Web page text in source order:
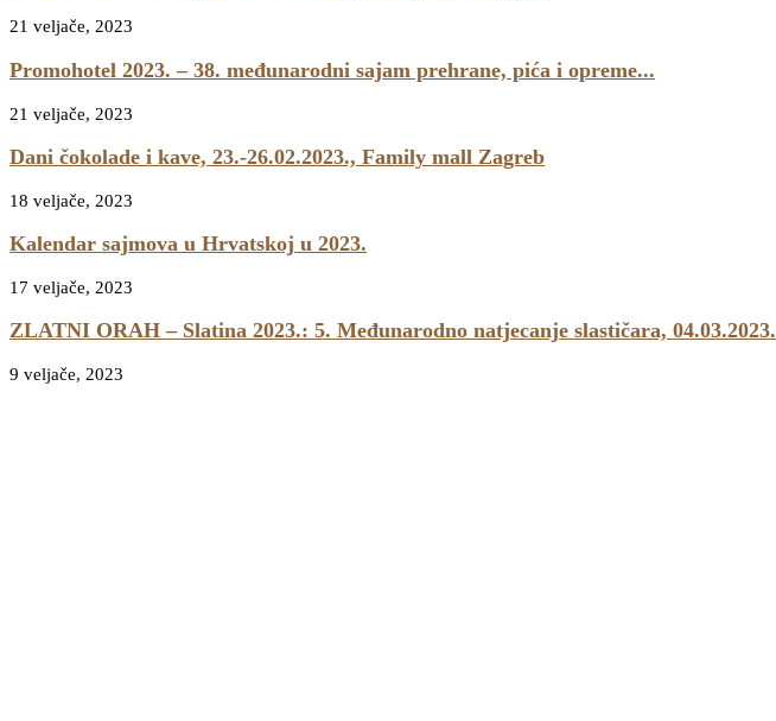
21 veljače, 2023
Promohotel 2023. – 38. međunarodni sajam prehrane, pića i opreme...
21 veljače, 2023
Dani čokolade i kave, 23.-26.02.2023., Family mall Zagreb
18 veljače, 2023
Kalendar sajmova u Hrvatskoj u 2023.
17 veljače, 2023
ZLATNI ORAH – Slatina 2023.: 5. Međunarodno natjecanje slastičara, 04.03.2023.
9 veljače, 2023